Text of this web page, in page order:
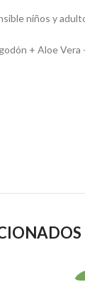
niños y
+ Aloe